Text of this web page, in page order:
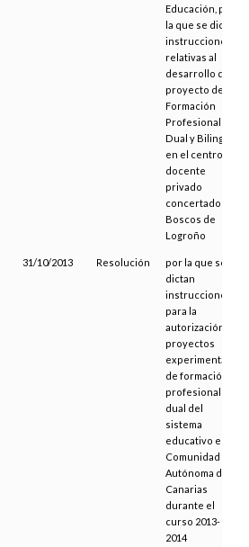
Educación, por
la que se dictan
instrucciones
relativas al
desarrollo del
proyecto de
Formación
Profesional
Dual y Bilingüe
en el centro
docente
privado
concertado Los
Boscos de
Logroño
31/10/2013 Resolución
por la que se
dictan
instrucciones
para la
autorización de
proyectos
experimentales
de formación
profesional
dual del
sistema
educativo en la
Comunidad
Autónoma de
Canarias
durante el
curso 2013-
2014